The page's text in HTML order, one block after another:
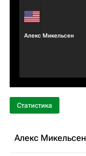
Алекс Микельсен
Статистика
Алекс Микельсен